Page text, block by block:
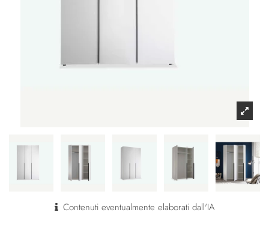
Contenuti eventualmente elaborati dall'IA